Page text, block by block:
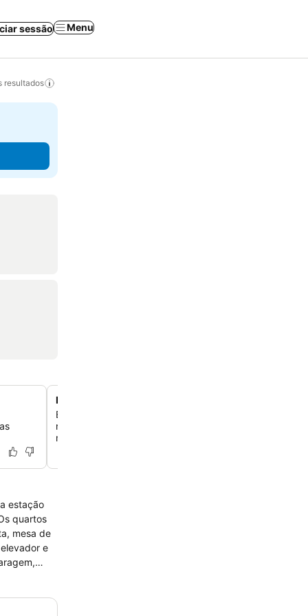
sessão Menu
resultados
Edifício elegante do século XVIII
Experimente uma estadia em uma propriedade
restaurada que combina o charme tradicional com o
moderno.
estação
mesa de